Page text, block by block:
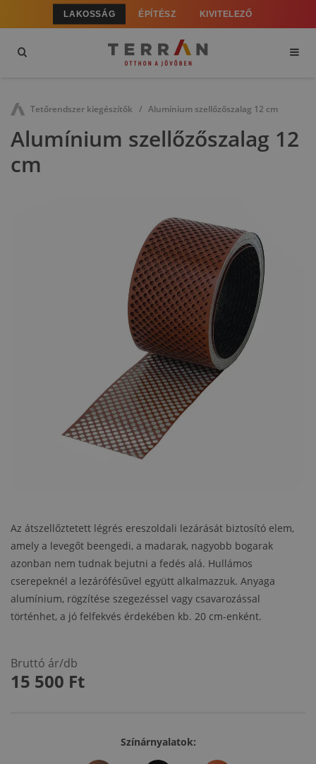
LAKOSSÁG ÉPÍTÉSZ KIVITELEZŐ
Tetőrendszer kiegészítők Alumínium szellőzőszalag 12 cm
Alumínium szellőzőszalag 12
cm
Az átszellőztetett légrés ereszoldali lezárását biztosító elem,
amely a levegőt beengedi, a madarak, nagyobb bogarak
azonban nem tudnak bejutni a fedés alá. Hullámos
cserepeknél a lezárófésűvel együtt alkalmazzuk. Anyaga
alumínium, rögzítése szegezéssel vagy csavarozással
történhet, a jó felfekvés érdekében kb. 20 cm-enként.
Bruttó ár/db
15 500 Ft
Színárnyalatok: